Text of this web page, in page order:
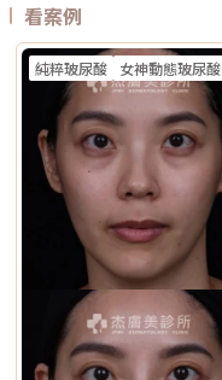
看案例
純粹玻尿酸 女神動態玻尿酸